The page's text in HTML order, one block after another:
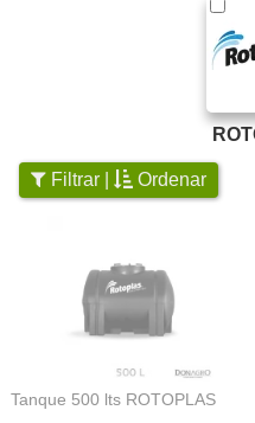
Filtrar | Ordenar
Tanque 500 lts ROTOPLAS